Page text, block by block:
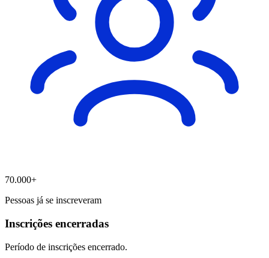
70.000+
Pessoas já se inscreveram
Inscrições encerradas
Período de inscrições encerrado.